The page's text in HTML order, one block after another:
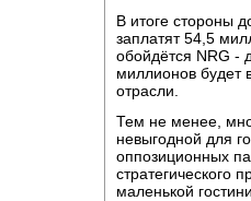
В итоге стороны
заплатят 54,5
обойдётся NRG -
миллионов
отрасли.
Тем не менее,
невыгодной для
оппозиционных
стратегического
маленькой